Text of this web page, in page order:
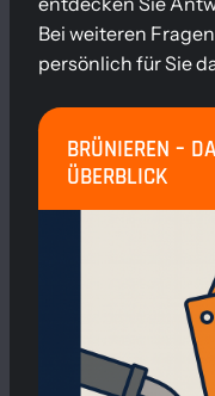
Bei weiteren
persönlich für Sie
BRÜNIEREN –
ÜBERBLICK